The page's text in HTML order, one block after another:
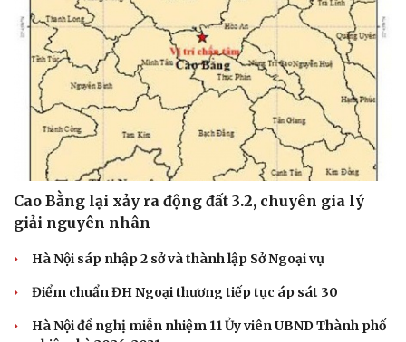
Văn hóa
Sân khấu - Điện ảnh
Văn học
Âm nhạc
Giải trí
Nghệ sĩ
Thời trang
Sao Việt
Cao Bằng lại xảy ra động đất 3.2, chuyên gia lý
giải nguyên nhân
Hà Nội sáp nhập 2 sở và thành lập Sở Ngoại vụ
Điểm chuẩn ĐH Ngoại thương tiếp tục áp sát 30
Hà Nội đề nghị miễn nhiệm 11 Ủy viên UBND Thành phố